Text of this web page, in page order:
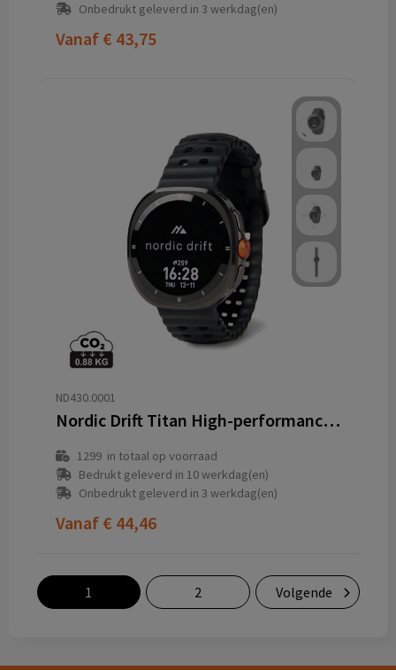
Onbedrukt geleverd in 3 werkdag(en)
Vanaf € 43,75
ND430.0001
Nordic Drift Titan High-performance horloge
1299in totaal op voorraad
Bedrukt geleverd in 10 werkdag(en)
Onbedrukt geleverd in 3 werkdag(en)
Vanaf € 44,46
1 2 Volgende